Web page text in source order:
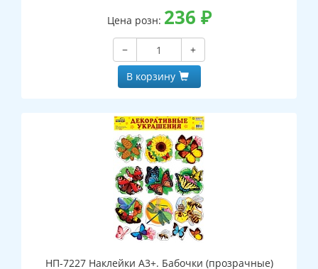
Цена розн: 236 ₽
−
+
В корзину
НП-7227 Наклейки А3+. Бабочки (прозрачные)